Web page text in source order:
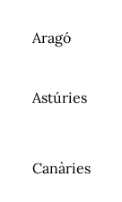
Aragó
Astúries
Canàries